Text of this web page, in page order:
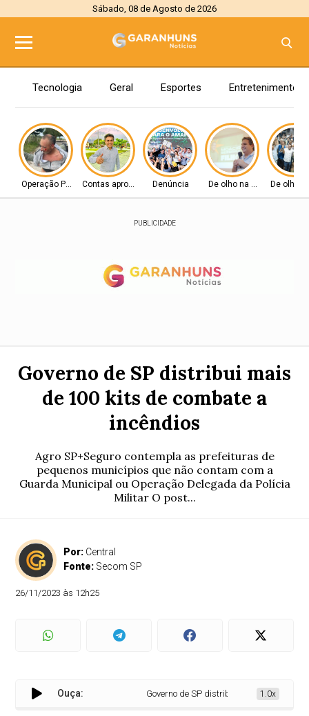
Sábado, 08 de Agosto de 2026
Tecnologia Geral Esportes Entretenimento
Operação PolicialContas aprovadas Denúncia De olho na AlepeDe olho
PUBLICIDADE
Governo de SP distribui mais
de 100 kits de combate a
incêndios
Agro SP+Seguro contempla as prefeituras de
pequenos municípios que não contam com a
Guarda Municipal ou Operação Delegada da Polícia
Militar O post...
Por: Central
Fonte: Secom SP
26/11/2023 às 12h25
Ouça: Governo de SP distribui mais de 100 kits
1.0x